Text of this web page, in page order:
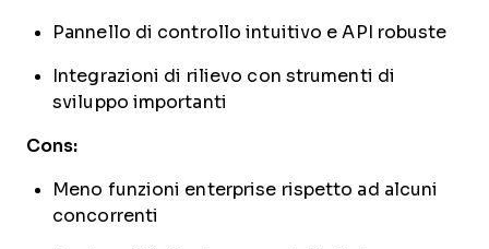
Pannello di controllo intuitivo e API robuste
Integrazioni di rilievo con strumenti di
sviluppo importanti
Cons:
Meno funzioni enterprise rispetto ad alcuni
concorrenti